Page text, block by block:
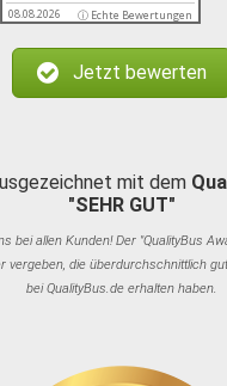
08.08.2026 ⓘ Echte Bewertungen
Jetzt bewerten
mit dem
"SEHR GUT"
bei allen Kunden! Der "QualityBus
vergeben, die überdurchschnittlich
bei QualityBus.de erhalten haben.